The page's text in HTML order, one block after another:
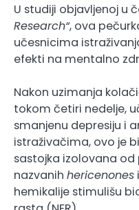
U studiji objavljenoj u
Research“, ova
učesnicima
efekti na mentalno
Nakon uzimanja
tokom četiri nedelje,
smanjenu depresiju i
istraživačima, ovo je
sastojka izolovana
nazvanih hericenones i
hemikalije stimulišu